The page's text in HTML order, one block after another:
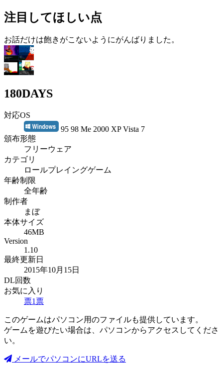
注目してほしい点
お話だけは飽きがこないようにがんばりました。
180DAYS
対応OS
95 98 Me 2000 XP Vista 7
頒布形態
フリーウェア
カテゴリ
ロールプレイングゲーム
年齢制限
全年齢
制作者
まぼ
本体サイズ
46MB
Version
1.10
最終更新日
2015年10月15日
DL回数
お気に入り
票1 票
このゲームはパソコン用のファイルも提供しています。
ゲームを遊びたい場合は、パソコンからアクセスしてくださ
い。
メールでパソコンにURLを送る